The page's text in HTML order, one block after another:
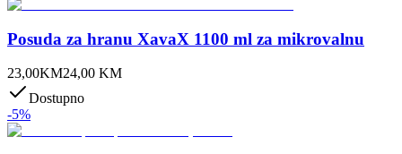
Posuda za hranu XavaX 1100 ml za mikrovalnu
23,00KM24,00 KM
Dostupno
-5%